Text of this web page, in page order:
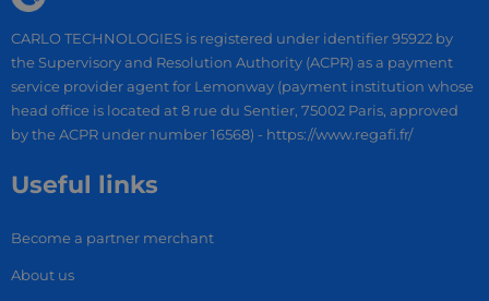
CARLO TECHNOLOGIES is registered under identifier 95922 by
the Supervisory and Resolution Authority (ACPR) as a payment
service provider agent for Lemonway (payment institution whose
head office is located at 8 rue du Sentier, 75002 Paris, approved
by the ACPR under number 16568) - https://www.regafi.fr/
Useful links
Become a partner merchant
About us